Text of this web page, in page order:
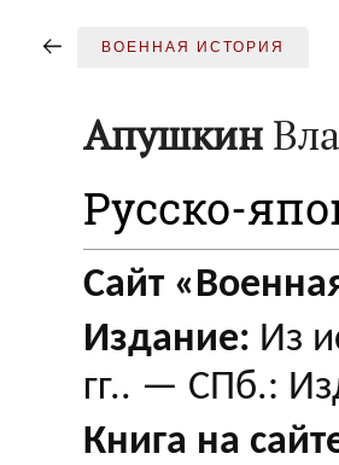
ВОЕННАЯ ИСТОРИЯ
Апушкин
Русско-
Сайт
Издание: Из
гг.. — СПб.:
Книга на